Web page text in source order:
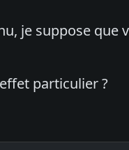
je suppose que
particulier ?